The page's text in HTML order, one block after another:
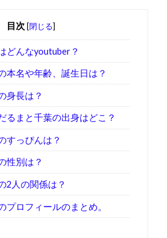
目次 [閉じる]
どんなyoutuber？
本名や年齢、誕生日は？
身長は？
るまと千葉の出身はどこ？
すっぴんは？
性別は？
2人の関係は？
プロフィールのまとめ。